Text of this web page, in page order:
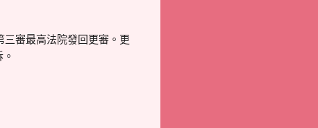
審最高法院發回更審。更